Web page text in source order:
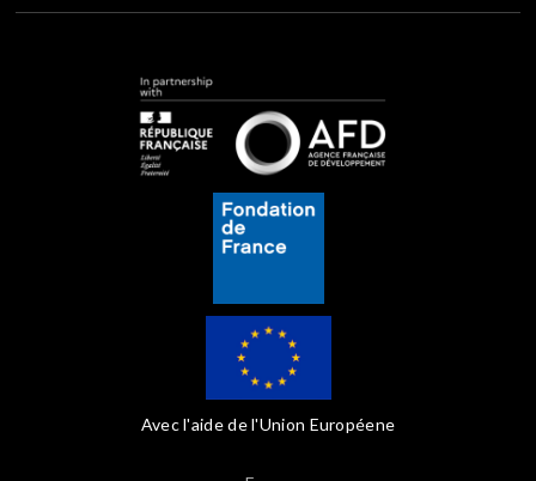
Avec l'aide de l'Union Européene